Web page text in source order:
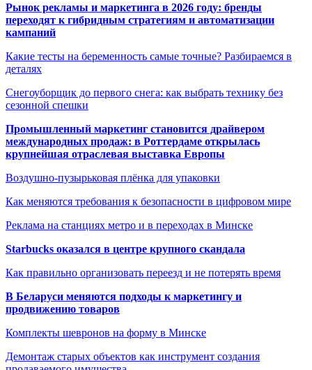
Рынок рекламы и маркетинга в 2026 году: бренды
переходят к гибридным стратегиям и автоматизации
кампаний
Какие тесты на беременность самые точные? Разбираемся в
деталях
Снегоуборщик до первого снега: как выбрать технику без
сезонной спешки
Промышленный маркетинг становится драйвером
международных продаж: в Роттердаме открылась
крупнейшая отраслевая выставка Европы
Воздушно-пузырьковая плёнка для упаковки
Как меняются требования к безопасности в цифровом мире
Реклама на станциях метро и в переходах в Минске
Starbucks оказался в центре крупного скандала
Как правильно организовать переезд и не потерять время
В Беларуси меняются подходы к маркетингу и
продвижению товаров
Комплекты шевронов на форму в Минске
Демонтаж старых объектов как инструмент создания